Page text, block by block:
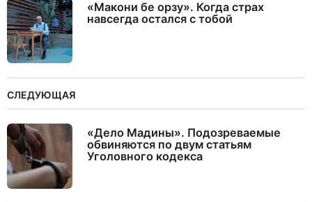
«Макони бе орзу». Когда страх
навсегда остался с тобой
СЛЕДУЮЩАЯ
«Дело Мадины». Подозреваемые
обвиняются по двум статьям
Уголовного кодекса